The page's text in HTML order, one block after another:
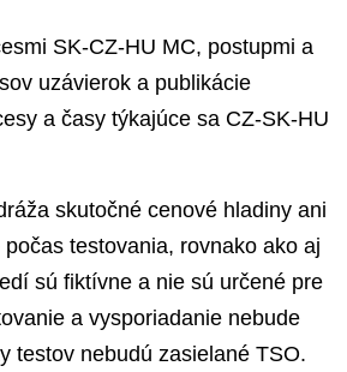
SK-CZ-HU MC, postupmi a
uzávierok a publikácie
a časy týkajúce sa CZ-SK-HU
skutočné cenové hladiny ani
testovania, rovnako ako aj
sú fiktívne a nie sú určené pre
a vysporiadanie nebude
testov nebudú zasielané TSO.